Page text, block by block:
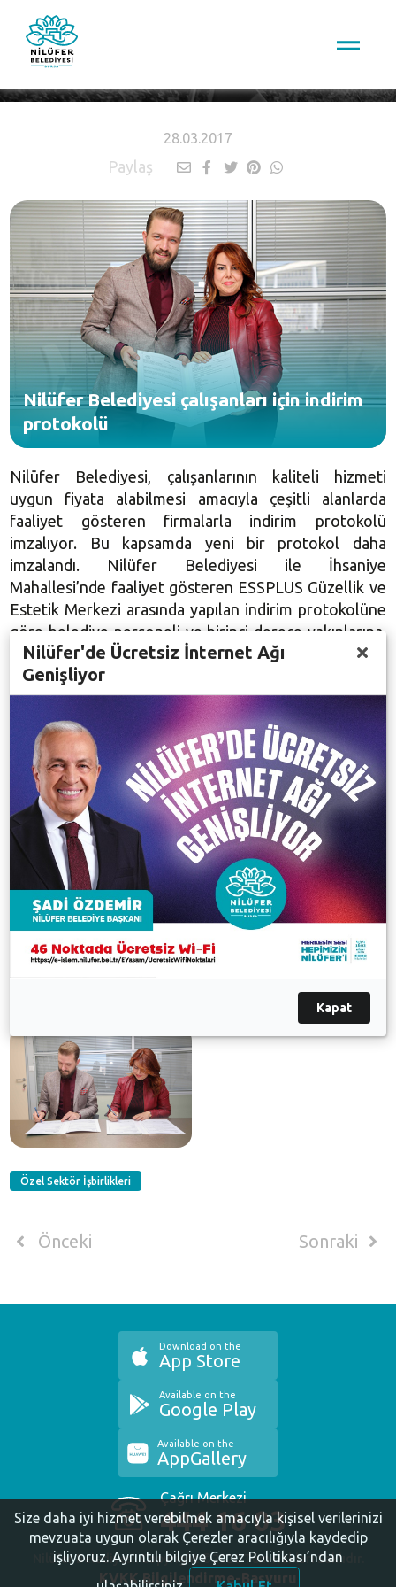
28.03.2017
Paylaş
Nilüfer Belediyesi çalışanları için indirim
protokolü
Nilüfer Belediyesi, çalışanlarının kaliteli hizmeti
uygun fiyata alabilmesi amacıyla çeşitli alanlarda
faaliyet gösteren firmalarla indirim protokolü
imzalıyor. Bu kapsamda yeni bir protokol daha
imzalandı. Nilüfer Belediyesi ile İhsaniye
Mahallesi’nde faaliyet gösteren ESSPLUS Güzellik ve
Estetik Merkezi arasında yapılan indirim protokolüne
göre belediye personeli ve birinci derece yakınlarına,
birçok hizmette yüzde 20 indirim uygulanacak.
Nilüfer Belediye Başkan Yardımcısı Yalçın Işıkyıldız ile
ESSPLUS Güzellik ve Estetik Merkezi’nden Gülin
Çiftçi’nin imza koyduğu protokol çerçevesinde
belediye personeli ve birinci derece yakınları, masaj,
kalıcı epilasyon, cilt gençleştirme, kalıcı oje, bakım, cilt
problemleri gibi birçok hizmeti indirimli alabilecek.
Galeri
Özel Sektör İşbirlikleri
Önceki Sonraki
Çağrı Merkezi
444 16 03
Nilüfer Belediyesi. Copyright ©2020 Tüm Hakları Saklıdır.
KVKK Bilgilendirme-Başvuru
Download on the
App Store
Available on the
Google Play
Available on the
AppGallery
Nilüfer'de Ücretsiz İnternet Ağı
Genişliyor
Kapat
Size daha iyi hizmet verebilmek amacıyla kişisel verilerinizi
mevzuata uygun olarak Çerezler aracılığıyla kaydedip
işliyoruz. Ayrıntılı bilgiye Çerez Politikası’ndan